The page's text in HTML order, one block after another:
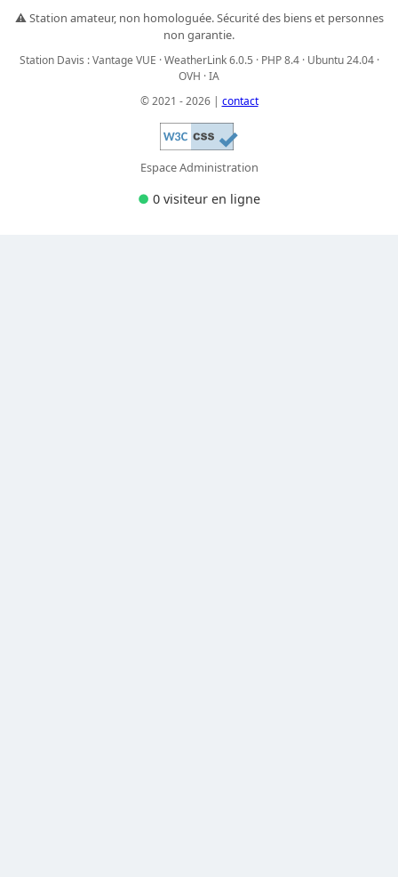
⚠️ Station amateur, non homologuée. Sécurité des biens et personnes
non garantie.
Station Davis : Vantage VUE · WeatherLink 6.0.5 · PHP 8.4 · Ubuntu 24.04 ·
OVH · IA
© 2021 - 2026 | contact
Espace Administration
● 0 visiteur en ligne